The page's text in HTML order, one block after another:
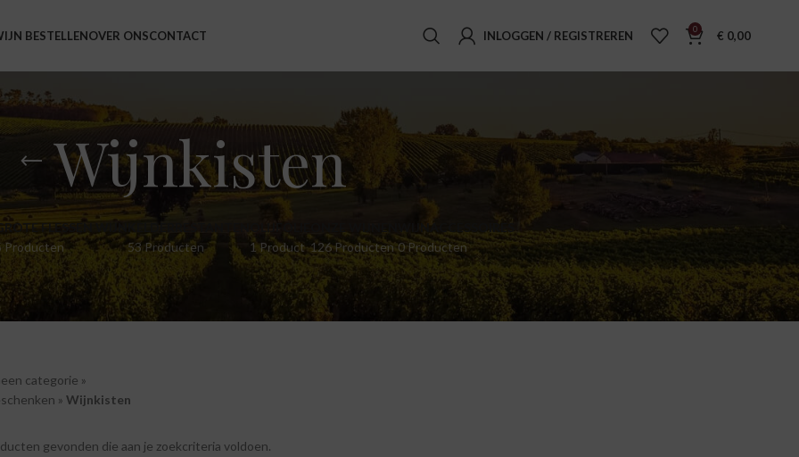
BESTELLENOVER ONSCONTACT INLOGGEN / REGISTREREN 0 € 0,00
Wijnkisten
FLESSEN WIJN
Producten
53 Producten
1 Product 126 Producten
WIJNACCESSOIRES
0 Producten
categorie »
» Wijnkisten
gevonden die aan je zoekcriteria voldoen.